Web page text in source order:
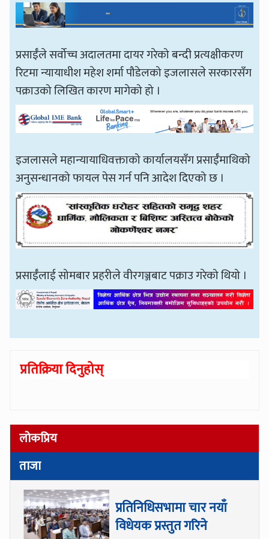
प्रसाईँले सर्वोच्च अदालतमा दायर गरेको बन्दी प्रत्यक्षीकरण
रिटमा न्यायाधीश महेश शर्मा पौडेलको इजलासले सरकारसँग
पक्राउको लिखित कारण मागेको हो ।
इजलासले महान्यायाधिवक्ताको कार्यालयसँग प्रसाईँमाथिको
अनुसन्धानको फायल पेस गर्न पनि आदेश दिएको छ ।
प्रसाईँलाई सोमबार प्रहरीले वीरगञ्जबाट पक्राउ गरेको थियो ।
प्रतिक्रिया दिनुहोस्
लोकप्रिय
ताजा
प्रतिनिधिसभामा चार नयाँ
विधेयक प्रस्तुत गरिने